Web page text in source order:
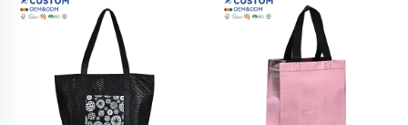
benutzerdefinierte Taschen
Logo, umweltfreundlich,
laminiertes
Vliesstoffgewebe